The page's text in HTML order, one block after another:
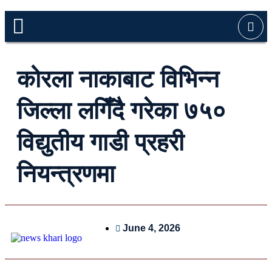
कोरला नाकाबाट विभिन्न
जिल्ला लगिँदै गरेका ७५०
विद्युतीय गाडी प्रहरी
नियन्त्रणमा
June 4, 2026